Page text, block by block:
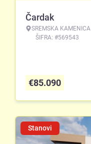
Čardak
SREMSKA KAMENICA
ŠIFRA: #569543
€85.090
Stanovi